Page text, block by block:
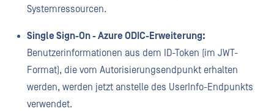
Systemressourcen.
Single Sign-On - Azure ODIC-Erweiterung:
Benutzerinformationen aus dem ID-Token (im JWT-
Format), die vom Autorisierungsendpunkt erhalten
werden, werden jetzt anstelle des UserInfo-Endpunkts
verwendet.